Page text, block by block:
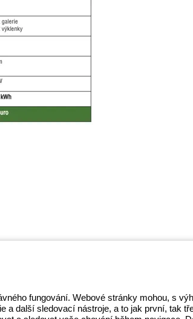
fungování. Webové stránky mohou, s
a další sledovací nástroje, a to jak první, tak